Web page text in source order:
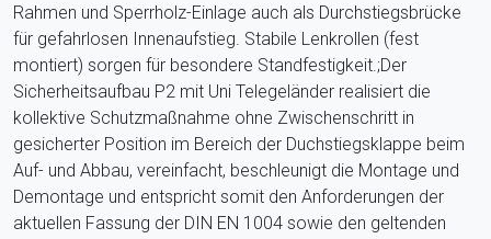
Rahmen und Sperrholz-Einlage auch als Durchstiegsbrücke
für gefahrlosen Innenaufstieg. Stabile Lenkrollen (fest
montiert) sorgen für besondere Standfestigkeit.;Der
Sicherheitsaufbau P2 mit Uni Telegeländer realisiert die
kollektive Schutzmaßnahme ohne Zwischenschritt in
gesicherter Position im Bereich der Duchstiegsklappe beim
Auf- und Abbau, vereinfacht, beschleunigt die Montage und
Demontage und entspricht somit den Anforderungen der
aktuellen Fassung der DIN EN 1004 sowie den geltenden